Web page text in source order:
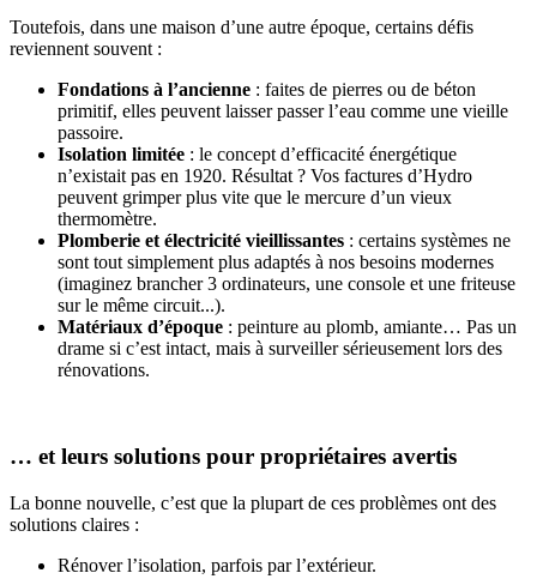
Toutefois, dans une maison d’une autre époque, certains défis
reviennent souvent :
Fondations à l’ancienne : faites de pierres ou de béton
primitif, elles peuvent laisser passer l’eau comme une vieille
passoire.
Isolation limitée : le concept d’efficacité énergétique
n’existait pas en 1920. Résultat ? Vos factures d’Hydro
peuvent grimper plus vite que le mercure d’un vieux
thermomètre.
Plomberie et électricité vieillissantes : certains systèmes ne
sont tout simplement plus adaptés à nos besoins modernes
(imaginez brancher 3 ordinateurs, une console et une friteuse
sur le même circuit...).
Matériaux d’époque : peinture au plomb, amiante… Pas un
drame si c’est intact, mais à surveiller sérieusement lors des
rénovations.
… et leurs solutions pour propriétaires avertis
La bonne nouvelle, c’est que la plupart de ces problèmes ont des
solutions claires :
Rénover l’isolation, parfois par l’extérieur.